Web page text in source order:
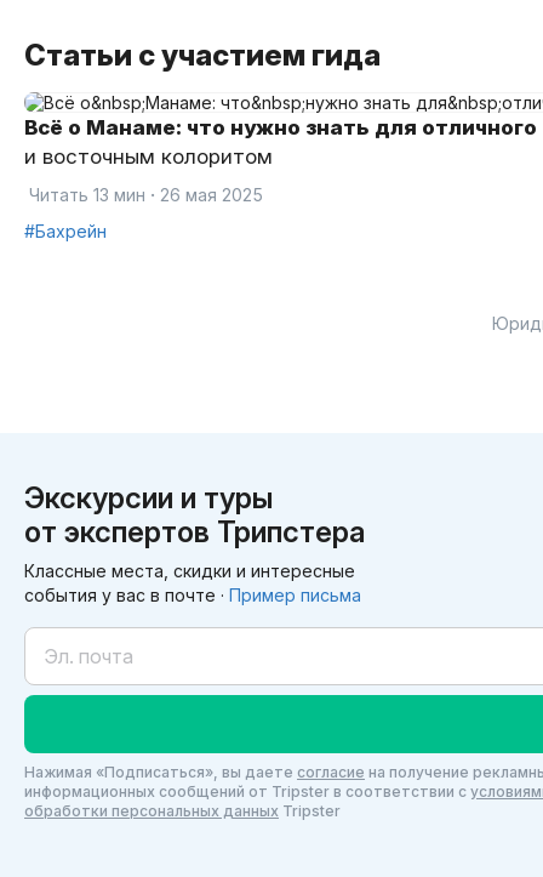
Статьи с участием гида
Всё о Манаме: что нужно знать для
и восточным колоритом
Читать 13 мин · 26 мая 2025
#Бахрейн
Экскурсии и туры
от экспертов Трипстера
Классные места, скидки и интересные
события у вас в почте · Пример письма
Нажимая «Подписаться», вы даете согласие на получение
информационных сообщений от Tripster в соответствии c
обработки персональных данных Tripster